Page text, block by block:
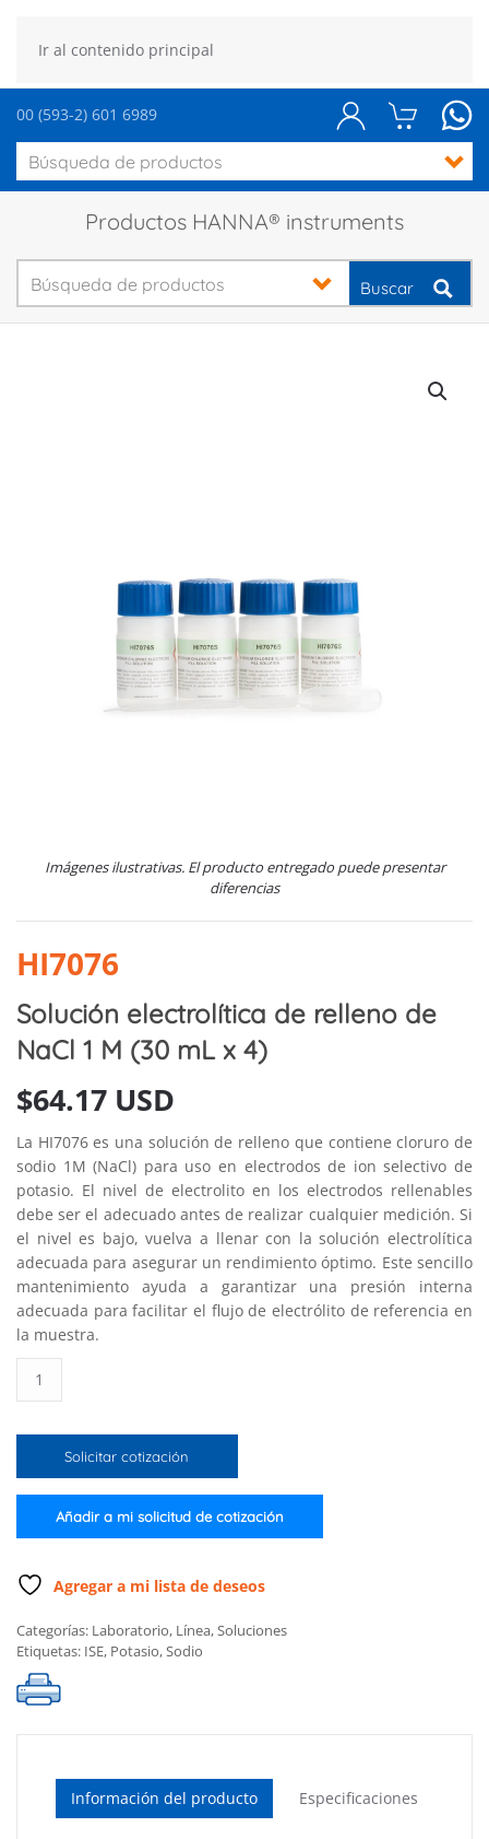
Ir al contenido principal
00 (593-2) 601 6989
Productos HANNA® instruments
Buscar
Imágenes ilustrativas. El producto entregado puede presentar
diferencias
HI7076
Solución electrolítica de relleno de
NaCl 1 M (30 mL x 4)
$64.17 USD
La HI7076 es una solución de relleno que contiene cloruro de
sodio 1M (NaCl) para uso en electrodos de ion selectivo de
potasio. El nivel de electrolito en los electrodos rellenables
debe ser el adecuado antes de realizar cualquier medición. Si
el nivel es bajo, vuelva a llenar con la solución electrolítica
adecuada para asegurar un rendimiento óptimo. Este sencillo
mantenimiento ayuda a garantizar una presión interna
adecuada para facilitar el flujo de electrólito de referencia en
la muestra.
electrolítica
relleno
M
mL
4)
cantidad
Solicitar cotización
Añadir a mi solicitud de cotización
Agregar a mi lista de deseos
Categorías: Laboratorio, Línea,Soluciones
Etiquetas: ISE, Potasio,Sodio
Información del producto Especificaciones